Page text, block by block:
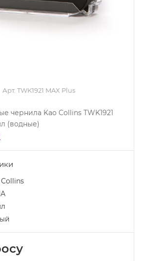
Арт. TWK1921 MAX Plus
чернила Kao Collins TWK1921
(водные)
осу